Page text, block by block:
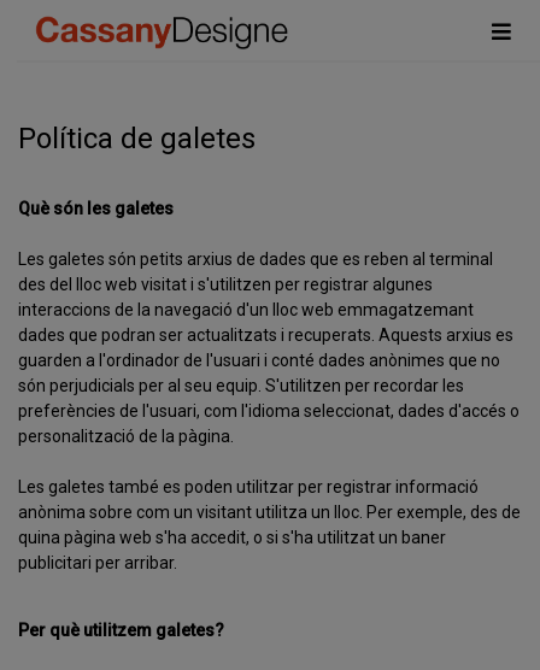
Política de galetes
Què són les galetes
Les galetes són petits arxius de dades que es reben al terminal
des del lloc web visitat i s'utilitzen per registrar algunes
interaccions de la navegació d'un lloc web emmagatzemant
dades que podran ser actualitzats i recuperats. Aquests arxius es
guarden a l'ordinador de l'usuari i conté dades anònimes que no
són perjudicials per al seu equip. S'utilitzen per recordar les
preferències de l'usuari, com l'idioma seleccionat, dades d'accés o
personalització de la pàgina.
Les galetes també es poden utilitzar per registrar informació
anònima sobre com un visitant utilitza un lloc. Per exemple, des de
quina pàgina web s'ha accedit, o si s'ha utilitzat un baner
publicitari per arribar.
Per què utilitzem galetes?